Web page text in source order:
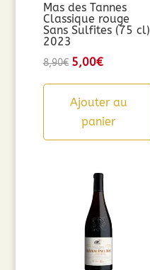
Mas des Tannes
Classique rouge
Sans Sulfites (75 cl)
2023
8,90€ Le
initial
était :
5,00€Le
actuel
est :
Ajouter au
panier